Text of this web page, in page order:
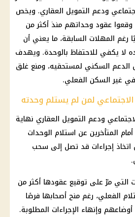
ودعم التمويل العقاري. ويخص
وقعوا عقود وحداتهم منذ أكثر من
رغم المهلات السابقة، ما يعني أن
لا يكفي للاحتفاظ بالوحدة. ويهدف
الدعم السكني لمستحقيه، ومنع غلق
غير السكن الفعلي.
لمن لم يستلم وحدته
ودعم التمويل العقاري نهاية
أخيرًا أمام المتأخرين عن استلام الوحدات
اتخاذ إجراءات قد تصل إلى سحب
التي مرّ على توقيع عقودها أكثر من
الفعلي، رغم منح أصحابها فرصًا
وإنهاء الإجراءات المطلوبة.